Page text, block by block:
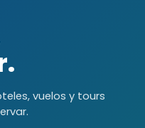
vuelos y tours